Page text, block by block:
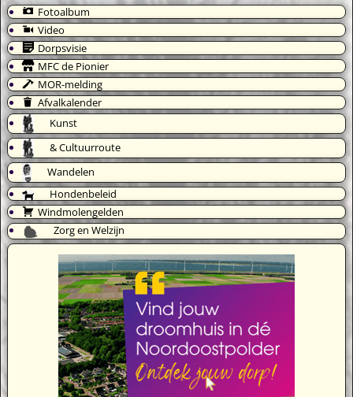
Fotoalbum
Video
Dorpsvisie
MFC de Pionier
MOR-melding
Afvalkalender
Kunst
& Cultuurroute
Wandelen
Hondenbeleid
Windmolengelden
Zorg en Welzijn